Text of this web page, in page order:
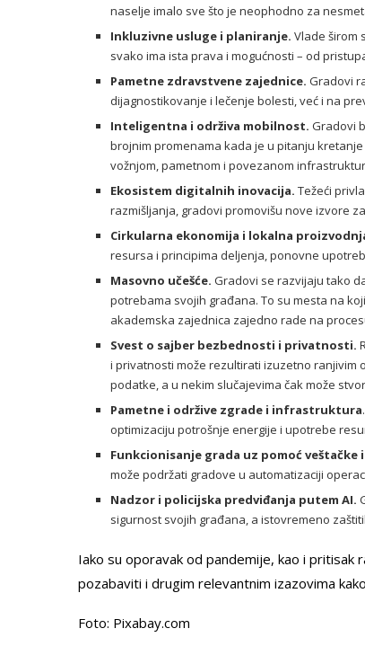
naselje imalo sve što je neophodno za
Inkluzivne usluge i planiranje. Vlade širom
svako ima ista prava i mogućnosti – od
Pametne zdravstvene zajednice. Gradovi
dijagnostikovanje i lečenje bolesti, već i na
Inteligentna i održiva mobilnost. Gradovi
brojnim promenama kada je u pitanju
vožnjom, pametnom i povezanom
Ekosistem digitalnih inovacija. Težeći
razmišljanja, gradovi promovišu nove izvore
Cirkularna ekonomija i lokalna
resursa i principima deljenja, ponovne
Masovno učešće. Gradovi se razvijaju tako
potrebama svojih građana. To su mesta na
akademska zajednica zajedno rade na
Svest o sajber bezbednosti i privatnosti.
i privatnosti može rezultirati izuzetno
podatke, a u nekim slučajevima čak može
Pametne i održive zgrade i infrastruktura
optimizaciju potrošnje energije i upotrebe
Funkcionisanje grada uz pomoć
može podržati gradove u automatizaciji
Nadzor i policijska predviđanja putem AI.
sigurnost svojih građana, a istovremeno
Iako su oporavak od pandemije, kao i
pozabaviti i drugim relevantnim izazovima
Foto: Pixabay.com